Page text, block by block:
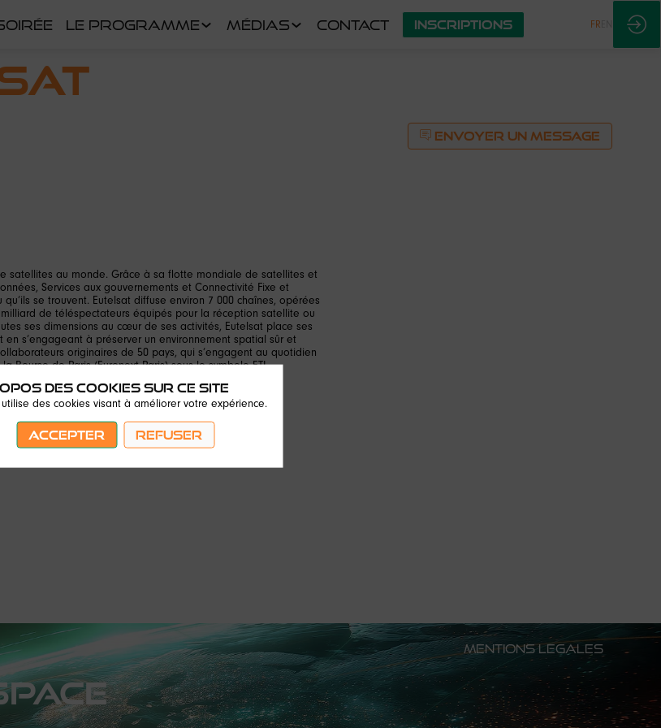
LE PROGRAMME MÉDIAS CONTACT INSCRIPTIONS FR
ENVOYER UN MESSAGE
satellites au monde. Grâce à sa flotte mondiale de satellites et
Services aux gouvernements et Connectivité Fixe et
se trouvent. Eutelsat diffuse environ 7 000 chaînes, opérées
de téléspectateurs équipés pour la réception satellite ou
ses dimensions au cœur de ses activités, Eutelsat place ses
s’engageant à préserver un environnement spatial sûr et
originaires de 50 pays, qui s’engagent au quotidien
de Paris (Euronext Paris) sous le symbole ETL.
MENTIONS LEGALES
des cookies sur ce site
des cookies visant à améliorer votre expérience.
ACCEPTER REFUSER